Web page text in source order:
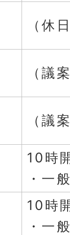
（休
（議
（議
10時
・一
10時
・一